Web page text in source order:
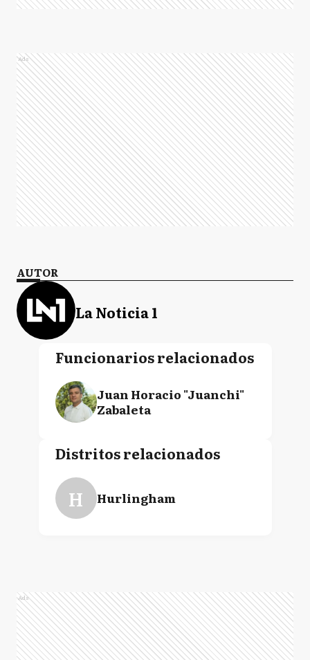
Ads
AUTOR
La Noticia 1
Funcionarios relacionados
Juan Horacio "Juanchi"
Zabaleta
Distritos relacionados
H Hurlingham
Ads